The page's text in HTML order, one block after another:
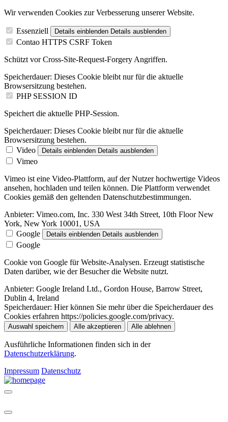
Wir verwenden Cookies zur Verbesserung unserer Website.
Essenziell Details einblenden Details ausblenden
Contao HTTPS CSRF Token
Schützt vor Cross-Site-Request-Forgery Angriffen.
Speicherdauer: Dieses Cookie bleibt nur für die aktuelle
Browsersitzung bestehen.
PHP SESSION ID
Speichert die aktuelle PHP-Session.
Speicherdauer: Dieses Cookie bleibt nur für die aktuelle
Browsersitzung bestehen.
Video
Details einblenden Details ausblenden
Vimeo
Vimeo ist eine Video-Plattform, auf der Nutzer hochwertige Videos
ansehen, hochladen und teilen können. Die Plattform verwendet
Cookies gemäß den geltenden Datenschutzbestimmungen.
Anbieter: Vimeo.com, Inc. 330 West 34th Street, 10th Floor New
York, New York 10001, USA
Google
Details einblenden Details ausblenden
Google
Cookie von Google für Website-Analysen. Erzeugt statistische
Daten darüber, wie der Besucher die Website nutzt.
Anbieter: Google Ireland Ltd., Gordon House, Barrow Street,
Dublin 4, Ireland
Speicherdauer: Hier können Sie mehr über die Speicherdauer des
Cookies erfahren https://policies.google.com/privacy.
Auswahl speichern Alle akzeptieren Alle ablehnen
Ausführliche Informationen finden sich in der
Datenschutzerklärung.
Impressum Datenschutz